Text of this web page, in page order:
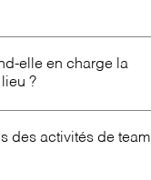
elle en charge la
?
des activités de team